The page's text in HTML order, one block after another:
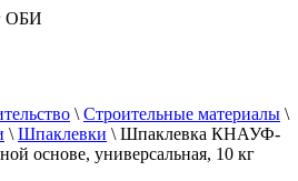
ОБИ
\ Строительные материалы \
\ Шпаклевки \ Шпаклевка КНАУФ-
основе, универсальная, 10 кг